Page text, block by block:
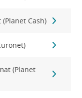
(Planet Cash)
(Planet